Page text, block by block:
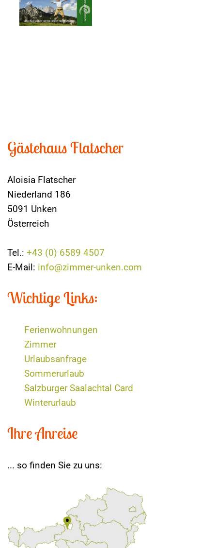
Gästehaus Flatscher
Aloisia Flatscher
Niederland 186
5091 Unken
Österreich
Tel.: +43 (0) 6589 4507
E-Mail: info@zimmer-unken.com
Wichtige Links:
Ferienwohnungen
Zimmer
Urlaubsanfrage
Sommerurlaub
Salzburger Saalachtal Card
Winterurlaub
Ihre Anreise
... so finden Sie zu uns: